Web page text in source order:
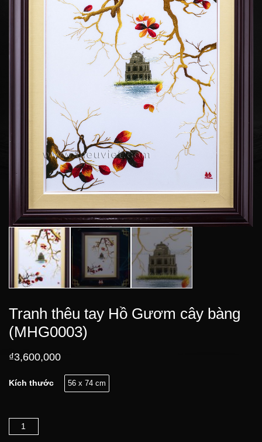
Tranh thêu tay Hồ Gươm cây bàng
(MHG0003)
₫3,600,000
Kích thước 56 x 74 cm
Số lượng